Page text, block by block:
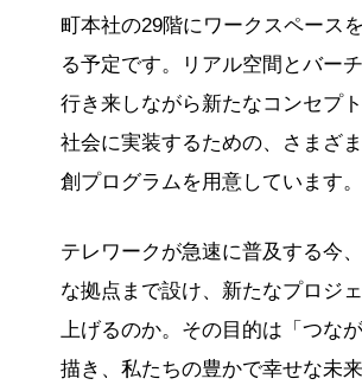
町本社の29階にワークスペース
る予定です。リアル空間とバー
行き来しながら新たなコンセプト
社会に実装するための、さまざ
創プログラムを用意しています。
テレワークが急速に普及する今
な拠点まで設け、新たなプロジ
上げるのか。その目的は「つな
描き、私たちの豊かで幸せな未